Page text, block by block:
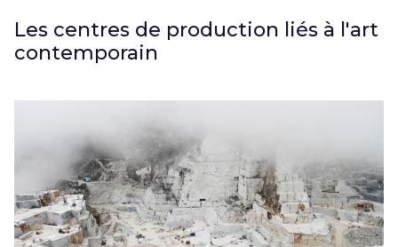
Les centres de production liés à l'art
contemporain